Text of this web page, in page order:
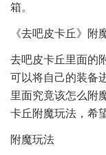
箱。
《去吧皮卡丘》附
去吧皮卡丘里面的
可以将自己的装备
里面究竟该怎么附
卡丘附魔玩法，希
附魔玩法